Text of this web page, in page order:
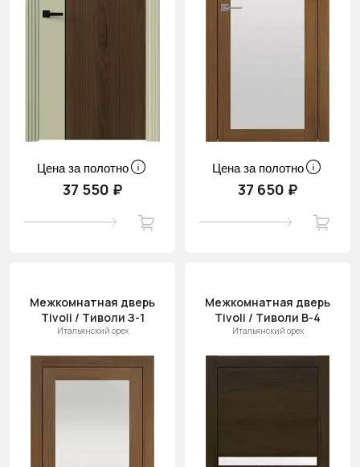
Цена за полотно
37 550 ₽
Цена за полотно
37 650 ₽
Межкомнатная дверь
Tivoli / Тиволи З-1
Итальянский орех
Межкомнатная дверь
Tivoli / Тиволи В-4
Итальянский орех